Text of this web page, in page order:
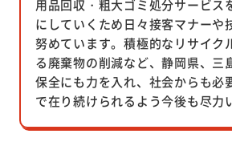
用品回収・粗大ゴミ処分サービス
にしていくため日々接客マナーや
努めています。積極的なリサイク
る廃棄物の削減など、静岡県、三
保全にも力を入れ、社会からも必
で在り続けられるよう今後も尽力